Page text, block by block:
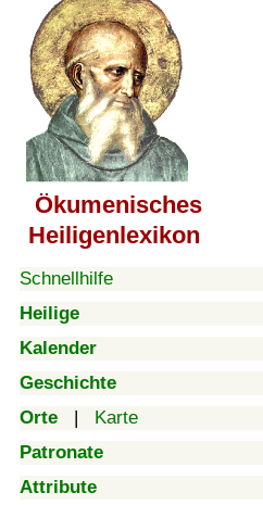
Ökumenisches
Heiligenlexikon
Schnellhilfe
Heilige
Kalender
Geschichte
Orte | Karte
Patronate
Attribute